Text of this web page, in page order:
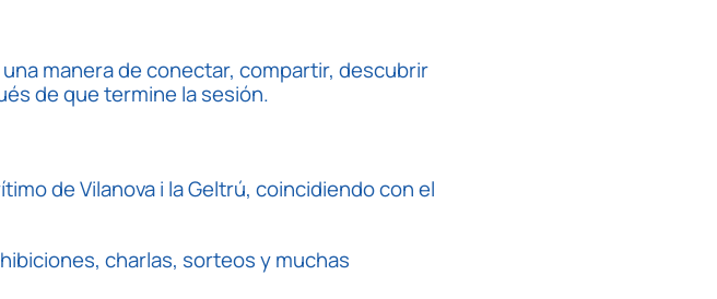
manera de conectar, compartir, descubrir
de que termine la sesión.
de Vilanova i la Geltrú, coincidiendo con el
charlas, sorteos y muchas